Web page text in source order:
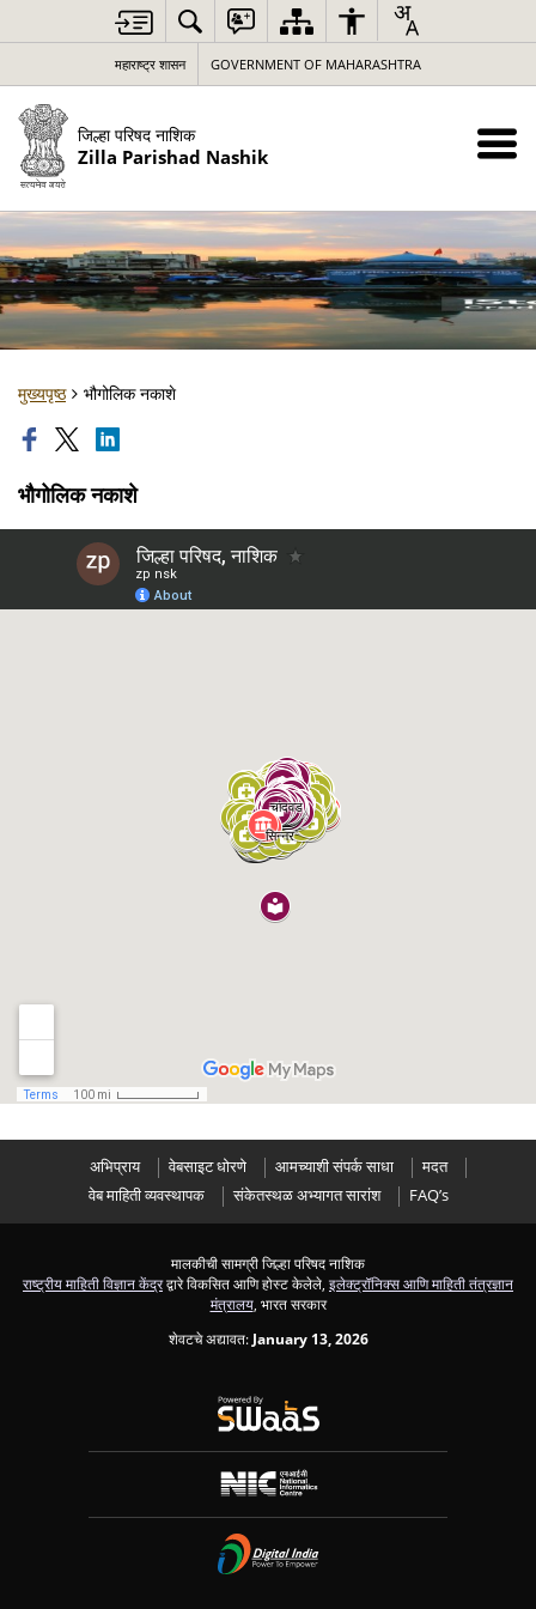
महाराष्ट्र शासन GOVERNMENT OF MAHARASHTRA
जिल्हा परिषद नाशिक
Zilla Parishad Nashik
मुख्यपृष्ठ भौगोलिक नकाशे
भौगोलिक नकाशे
अभिप्राय वेबसाइट धोरणे आमच्याशी संपर्क साधा
मदत
वेब माहिती व्यवस्थापक
संकेतस्थळ अभ्यागत सारांश FAQ’s
मालकीची सामग्री जिल्हा परिषद नाशिक
राष्ट्रीय माहिती विज्ञान केंद्रद्वारे विकसित आणि होस्ट केलेले, इलेक्ट्रॉनिक्स आणि माहिती तंत्रज्ञान
मंत्रालय, भारत सरकार
शेवटचे अद्यावत: January 13, 2026